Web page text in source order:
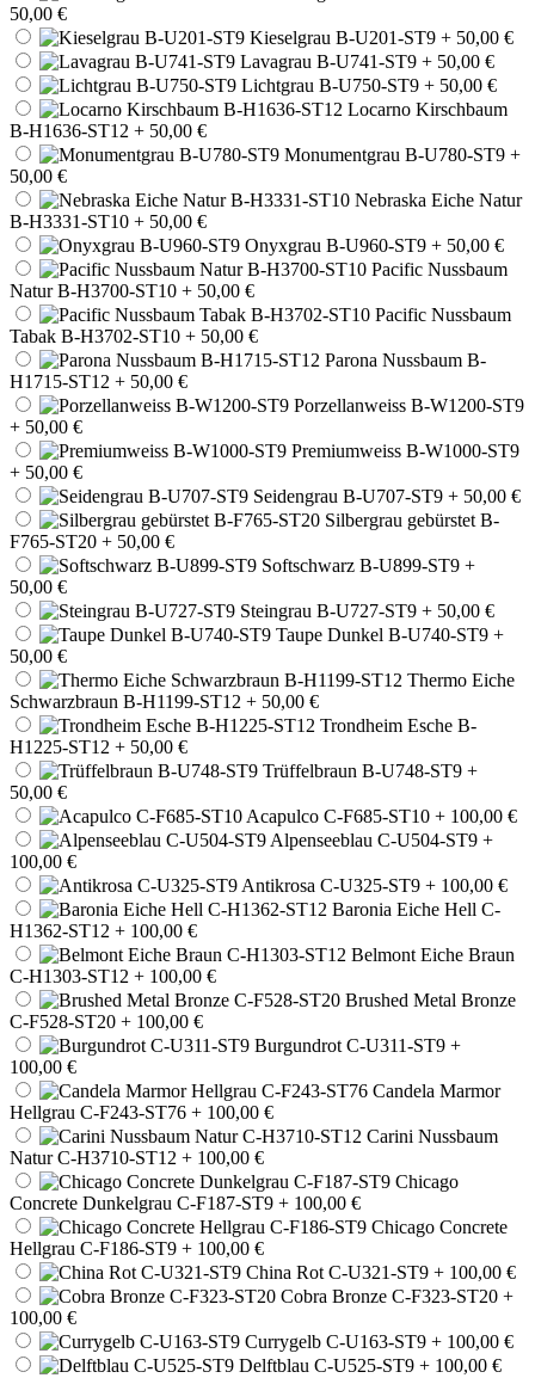
50,00 €
Kieselgrau B-U201-ST9 + 50,00 €
Lavagrau B-U741-ST9 + 50,00 €
Lichtgrau B-U750-ST9 + 50,00 €
Locarno Kirschbaum
B-H1636-ST12 + 50,00 €
Monumentgrau B-U780-ST9 +
50,00 €
Nebraska Eiche Natur
B-H3331-ST10 + 50,00 €
Onyxgrau B-U960-ST9 + 50,00 €
Pacific Nussbaum
Natur B-H3700-ST10 + 50,00 €
Pacific Nussbaum
Tabak B-H3702-ST10 + 50,00 €
Parona Nussbaum B-
H1715-ST12 + 50,00 €
Porzellanweiss B-W1200-ST9
+ 50,00 €
Premiumweiss B-W1000-ST9
+ 50,00 €
Seidengrau B-U707-ST9 + 50,00 €
Silbergrau gebürstet B-
F765-ST20 + 50,00 €
Softschwarz B-U899-ST9 +
50,00 €
Steingrau B-U727-ST9 + 50,00 €
Taupe Dunkel B-U740-ST9 +
50,00 €
Thermo Eiche
Schwarzbraun B-H1199-ST12 + 50,00 €
Trondheim Esche B-
H1225-ST12 + 50,00 €
Trüffelbraun B-U748-ST9 +
50,00 €
Acapulco C-F685-ST10 + 100,00 €
Alpenseeblau C-U504-ST9 +
100,00 €
Antikrosa C-U325-ST9 + 100,00 €
Baronia Eiche Hell C-
H1362-ST12 + 100,00 €
Belmont Eiche Braun
C-H1303-ST12 + 100,00 €
Brushed Metal Bronze
C-F528-ST20 + 100,00 €
Burgundrot C-U311-ST9 +
100,00 €
Candela Marmor
Hellgrau C-F243-ST76 + 100,00 €
Carini Nussbaum
Natur C-H3710-ST12 + 100,00 €
Chicago
Concrete Dunkelgrau C-F187-ST9 + 100,00 €
Chicago Concrete
Hellgrau C-F186-ST9 + 100,00 €
China Rot C-U321-ST9 + 100,00 €
Cobra Bronze C-F323-ST20 +
100,00 €
Currygelb C-U163-ST9 + 100,00 €
Delftblau C-U525-ST9 + 100,00 €